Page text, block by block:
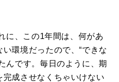
に、この1年間は、何があ
い環境だったので、“できな
んです。毎日のように、期
成させなくちゃいけない